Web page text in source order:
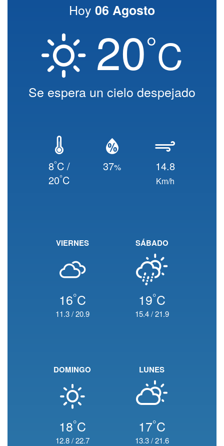
Hoy 06 Agosto
20°C
Se espera un cielo despejado
8°C /
20°C
37% 14.8
Km/h
VIERNES
16°C
11.3/20.9
SÁBADO
19°C
15.4/21.9
DOMINGO
18°C
12.8/22.7
LUNES
17°C
13.3/21.6